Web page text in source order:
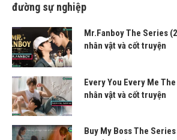
đường sự nghiệp
Mr.Fanboy The Series
nhân vật và cốt truyện
Every You Every Me
nhân vật và cốt truyện
Buy My Boss The